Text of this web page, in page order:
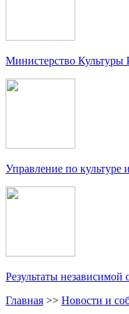
Министерство Культуры
Управление по
Результаты независимой
Главная >> Новости и